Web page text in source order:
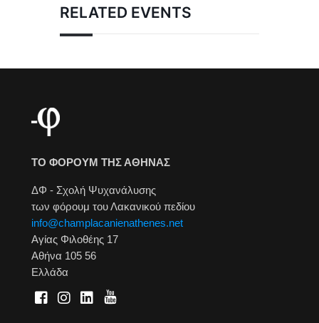
RELATED EVENTS
ΤΟ ΦΟΡΟΥΜ ΤΗΣ ΑΘΗΝΑΣ
ΔΦ - Σχολή Ψυχανάλυσης
των φόρουμ του Λακανικού πεδίου
info@champlacanienathenes.net
Αγίας Φιλοθέης 17
Αθήνα 105 56
Ελλάδα